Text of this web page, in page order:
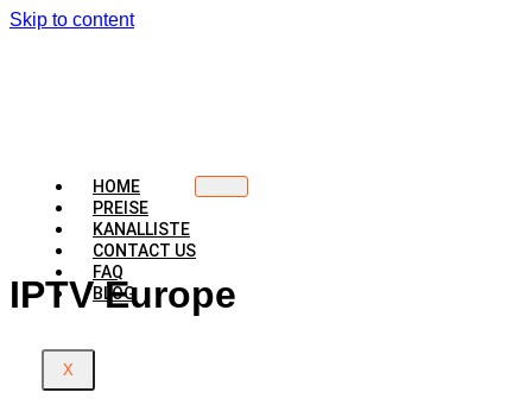
Skip to content
HOME
PREISE
KANALLISTE
CONTACT US
FAQ
BLOG
X
IPTV Europe